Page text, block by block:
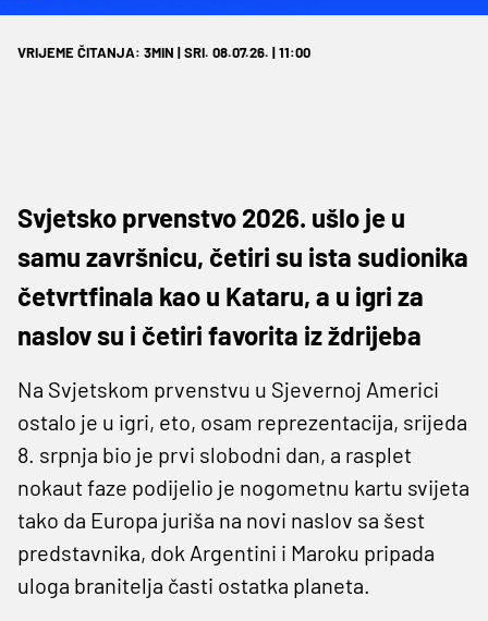
VRIJEME ČITANJA: 3MIN | SRI. 08.07.26. | 11:00
Svjetsko prvenstvo 2026. ušlo je u
samu završnicu, četiri su ista sudionika
četvrtfinala kao u Kataru, a u igri za
naslov su i četiri favorita iz ždrijeba
Na Svjetskom prvenstvu u Sjevernoj Americi
ostalo je u igri, eto, osam reprezentacija, srijeda
8. srpnja bio je prvi slobodni dan, a rasplet
nokaut faze podijelio je nogometnu kartu svijeta
tako da Europa juriša na novi naslov sa šest
predstavnika, dok Argentini i Maroku pripada
uloga branitelja časti ostatka planeta.